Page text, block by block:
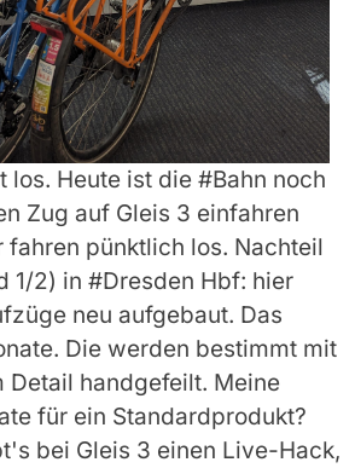
los. Heute ist die #Bahn noch
Zug auf Gleis 3 einfahren
fahren pünktlich los. Nachteil
1/2) in #Dresden Hbf: hier
neu aufgebaut. Das
Die werden bestimmt mit
Detail handgefeilt. Meine
für ein Standardprodukt?
bei Gleis 3 einen Live-Hack,